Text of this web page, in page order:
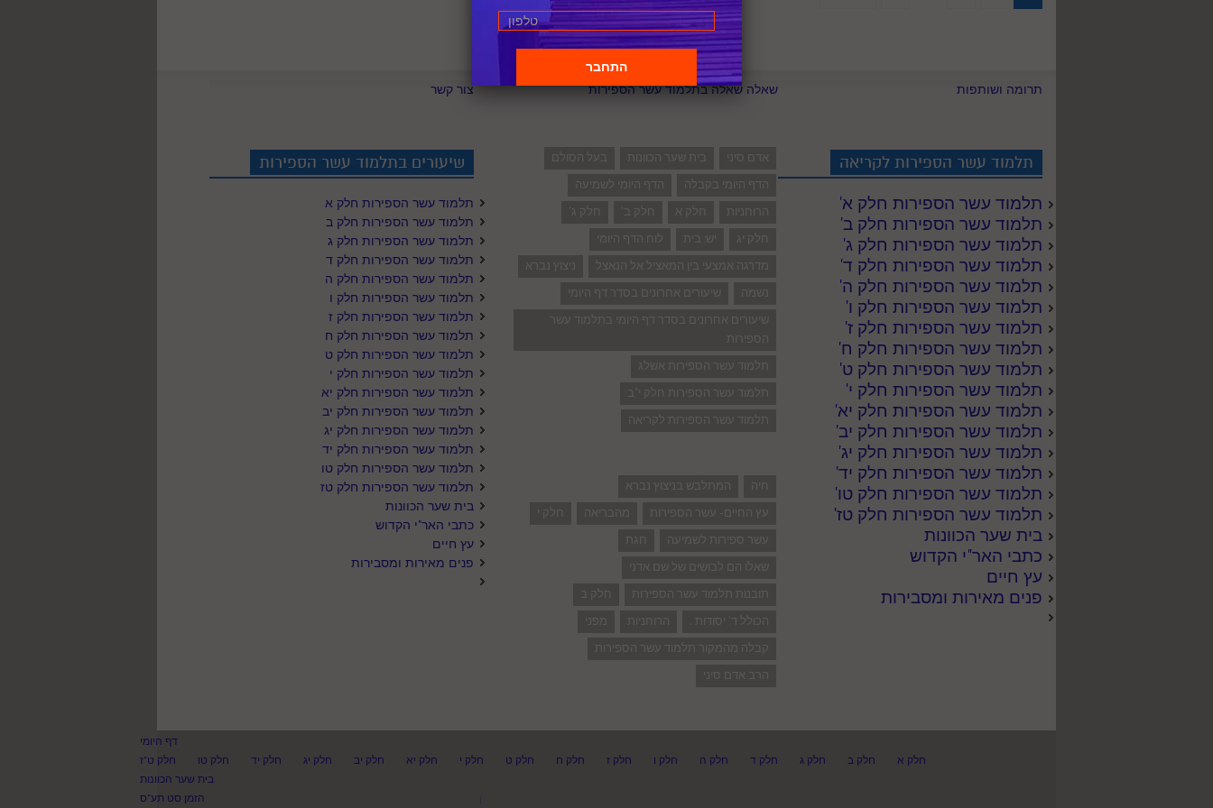
תרומה ושותפות
תלמוד עשר הספירות לקריאה
תלמוד עשר הספירות חלק א'
תלמוד עשר הספירות חלק ב'
תלמוד עשר הספירות חלק ג'
תלמוד עשר הספירות חלק ד'
תלמוד עשר הספירות חלק ה'
תלמוד עשר הספירות חלק ו'
תלמוד עשר הספירות חלק ז'
תלמוד עשר הספירות חלק ח'
תלמוד עשר הספירות חלק ט'
תלמוד עשר הספירות חלק י'
תלמוד עשר הספירות חלק יא'
תלמוד עשר הספירות חלק יב'
תלמוד עשר הספירות חלק יג'
תלמוד עשר הספירות חלק יד'
תלמוד עשר הספירות חלק טו'
תלמוד עשר הספירות חלק טז'
בית שער הכוונות
כתבי האר"י הקדוש
עץ חיים
פנים מאירות ומסבירות
שאלה שאלה בתלמוד עשר הספירות
אדם סיני בית שער הכוונות
בעל הסולם
הדף היומי בקבלה
הדף היומי לשמיעה
הרוחניות
חלק א חלק ב'
חלק ג'
חלק יג
יש: בית
לוח הדף היומי
מדרגה אמצעי בין המאציל אל הנאצל
ניצוץ נברא
נשמה
שיעורים אחרונים בסדר דף היומי
שיעורים אחרונים בסדר דף היומי בתלמוד עשר
הספירות
תלמוד עשר הספירות אשלג
תלמוד עשר הספירות חלק י"ב
תלמוד עשר הספירות לקריאה
חיה
המתלבש בניצוץ נברא
עץ החיים- עשר הספירות
מהבריאה
חלק י
עשר ספירות לשמיעה
חגת
שאלו הם לבושים של שם אדני
תובנות תלמוד עשר הספירות
חלק ב
הכולל ד' יסודות .
הרוחניות
מפני
קבלה מהמקור תלמוד עשר הספירות
הרב אדם סיני
צור קשר
שיעורים בתלמוד עשר הספירות
תלמוד עשר הספירות חלק א
תלמוד עשר הספירות חלק ב
תלמוד עשר הספירות חלק ג
תלמוד עשר הספירות חלק ד
תלמוד עשר הספירות חלק ה
תלמוד עשר הספירות חלק ו
תלמוד עשר הספירות חלק ז
תלמוד עשר הספירות חלק ח
תלמוד עשר הספירות חלק ט
תלמוד עשר הספירות חלק י
תלמוד עשר הספירות חלק יא
תלמוד עשר הספירות חלק יב
תלמוד עשר הספירות חלק יג
תלמוד עשר הספירות חלק יד
תלמוד עשר הספירות חלק טו
תלמוד עשר הספירות חלק טז
בית שער הכוונות
כתבי האר"י הקדוש
עץ חיים
פנים מאירות ומסבירות
דף היומי
חלק א
חלק ב חלק ג חלק ד חלק ה חלק ו חלק ז חלק ח חלק ט חלק י חלק יא חלק יב חלק יג חלק יד חלק טו
חלק ט"ז
בית שער הכוונות
הזמן סט תע"ס